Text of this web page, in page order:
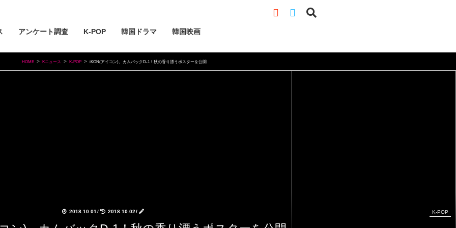
アンケート調査 K-POP 韓国ドラマ 韓国映画
HOME Kニュース K-POP iKON(アイコン)、カムバックD-1！秋の香り漂うポスターを公開
2018.10.01 / 2018.10.02/ K-POP